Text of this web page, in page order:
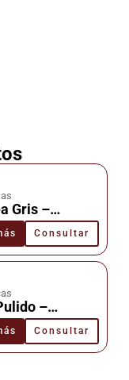
Gris –
–Consultar
–
–Consultar